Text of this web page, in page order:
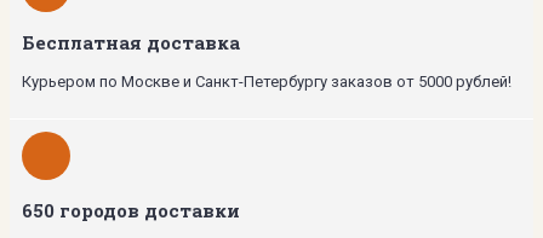
Бесплатная доставка
Курьером по Москве и Санкт-Петербургу заказов от 5000 рублей!
650 городов доставки